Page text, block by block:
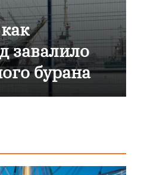
как в
ТЦ из-за